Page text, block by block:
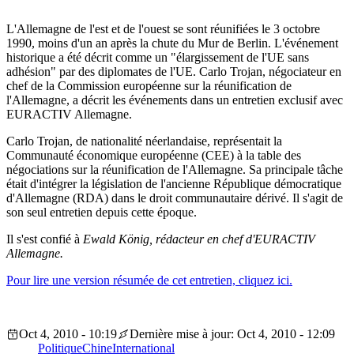
L'Allemagne de l'est et de l'ouest se sont réunifiées le 3 octobre
1990, moins d'un an après la chute du Mur de Berlin. L'événement
historique a été décrit comme un "élargissement de l'UE sans
adhésion" par des diplomates de l'UE. Carlo Trojan, négociateur en
chef de la Commission européenne sur la réunification de
l'Allemagne, a décrit les événements dans un entretien exclusif avec
EURACTIV Allemagne.
Carlo Trojan, de nationalité néerlandaise, représentait la
Communauté économique européenne (CEE) à la table des
négociations sur la réunification de l'Allemagne. Sa principale tâche
était d'intégrer la législation de l'ancienne République démocratique
d'Allemagne (RDA) dans le droit communautaire dérivé. Il s'agit de
son seul entretien depuis cette époque.
Il s'est confié à Ewald König , rédacteur en chef d'EURACTIV
Allemagne.
Pour lire une version résumée de cet entretien, cliquez ici.
Oct 4, 2010 - 10:19
Dernière mise à jour: Oct 4, 2010 - 12:09
PolitiqueChineInternational